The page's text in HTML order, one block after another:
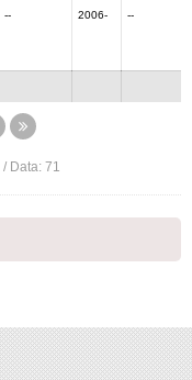
-- 2006- --
1994-2559
2018
-- 1969- --
/ Data: 71